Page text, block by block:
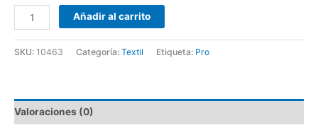
Añadir al carrito
SKU: 10463 Categoría: Textil Etiqueta: Pro
Valoraciones (0)